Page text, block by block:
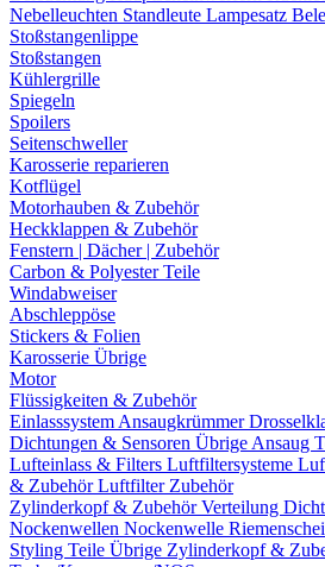
Nebelleuchten Standleute Lampesatz
Stoßstangenlippe
Stoßstangen
Kühlergrille
Spiegeln
Spoilers
Seitenschweller
Karosserie reparieren
Kotflügel
Motorhauben & Zubehör
Heckklappen & Zubehör
Fenstern | Dächer | Zubehör
Carbon & Polyester Teile
Windabweiser
Abschleppöse
Stickers & Folien
Karosserie Übrige
Motor
Flüssigkeiten & Zubehör
Einlasssystem Ansaugkrümmer
Dichtungen & Sensoren Übrige Ansaug
Lufteinlass & Filters Luftfiltersysteme
& ZubehörLuftfilter Zubehör
Zylinderkopf & ZubehörVerteilung
Nockenwellen Nockenwelle
Styling Teile Übrige Zylinderkopf &